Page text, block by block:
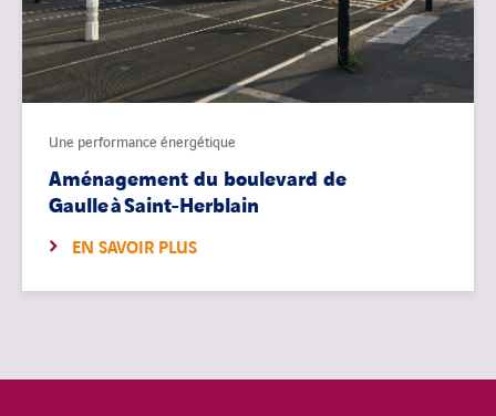
Une performance énergétique
Aménagement du boulevard de
Gaulle à Saint-Herblain
EN SAVOIR PLUS